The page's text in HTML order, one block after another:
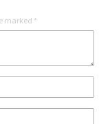
marked *